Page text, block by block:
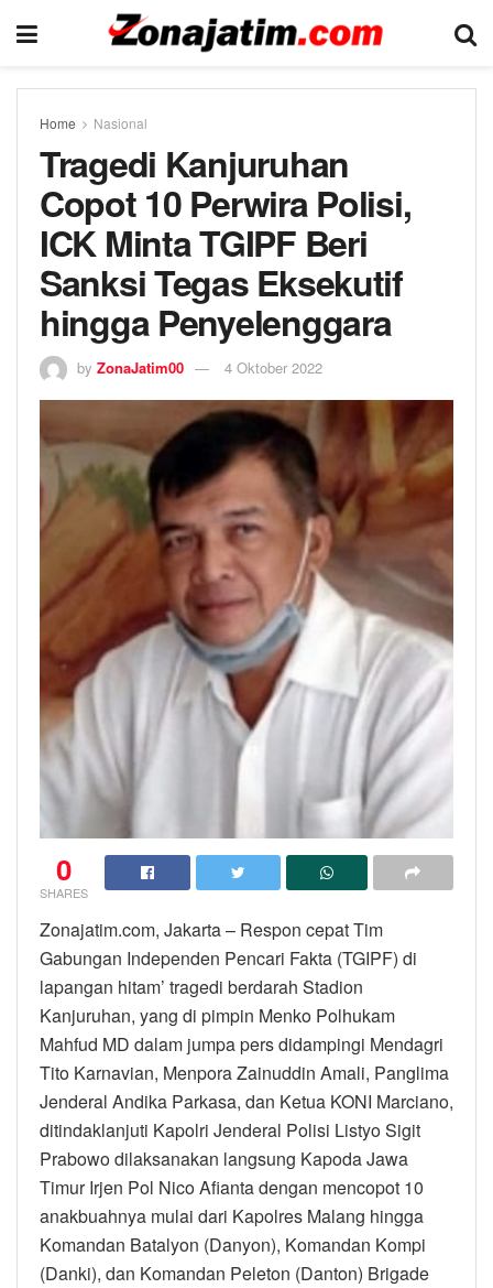
Home Nasional
Tragedi Kanjuruhan
Copot 10 Perwira Polisi,
ICK Minta TGIPF Beri
Sanksi Tegas Eksekutif
hingga Penyelenggara
by ZonaJatim00 4 Oktober 2022
0
SHARES
Zonajatim.com, Jakarta – Respon cepat Tim
Gabungan Independen Pencari Fakta (TGIPF) di
lapangan hitam’ tragedi berdarah Stadion
Kanjuruhan, yang di pimpin Menko Polhukam
Mahfud MD dalam jumpa pers didampingi Mendagri
Tito Karnavian, Menpora Zainuddin Amali, Panglima
Jenderal Andika Parkasa, dan Ketua KONI Marciano,
ditindaklanjuti Kapolri Jenderal Polisi Listyo Sigit
Prabowo dilaksanakan langsung Kapoda Jawa
Timur Irjen Pol Nico Afianta dengan mencopot 10
anakbuahnya mulai dari Kapolres Malang hingga
Komandan Batalyon (Danyon), Komandan Kompi
(Danki), dan Komandan Peleton (Danton) Brigade